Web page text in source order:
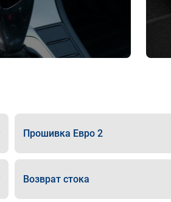
Прошивка Евро 2
Возврат стока